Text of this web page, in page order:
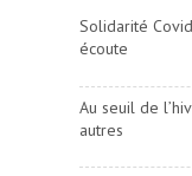
Solidarité
écoute
Au seuil de
autres